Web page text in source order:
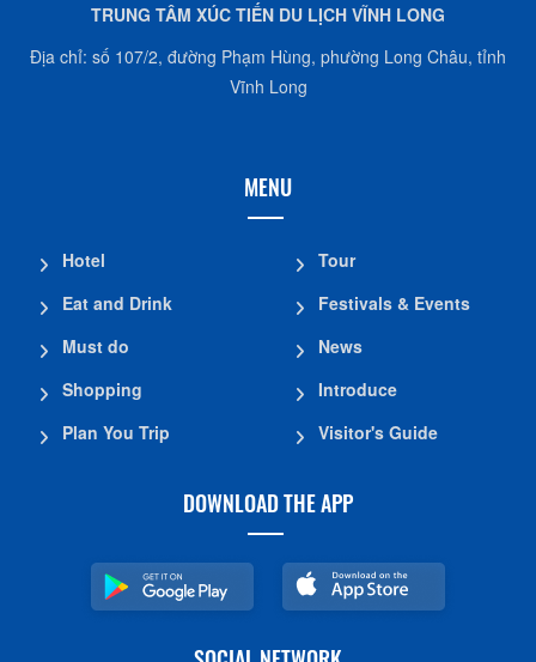
TRUNG TÂM XÚC TIẾN DU LỊCH VĨNH LONG
Địa chỉ: số 107/2, đường Phạm Hùng, phường Long Châu, tỉnh
Vĩnh Long
MENU
Hotel
Eat and Drink
Must do
Shopping
Plan You Trip
Tour
Festivals & Events
News
Introduce
Visitor's Guide
DOWNLOAD THE APP